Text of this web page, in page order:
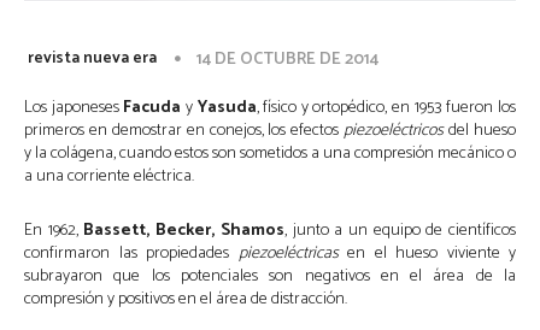
revista nueva era
14 DE OCTUBRE DE 2014
Los japonesesFacuda yYasuda, físico y ortopédico, en 1953 fueron los
primeros en demostrar en conejos, los efectospiezoeléctricosdel hueso
y la colágena, cuando estos son sometidos a una compresión mecánico o
a una corriente eléctrica.
En 1962, Bassett, Becker, Shamos, junto a un equipo de científicos
confirmaron las propiedades piezoeléctricasen el hueso viviente y
subrayaron que los potenciales son negativos en el área de la
compresión y positivos en el área de distracción.